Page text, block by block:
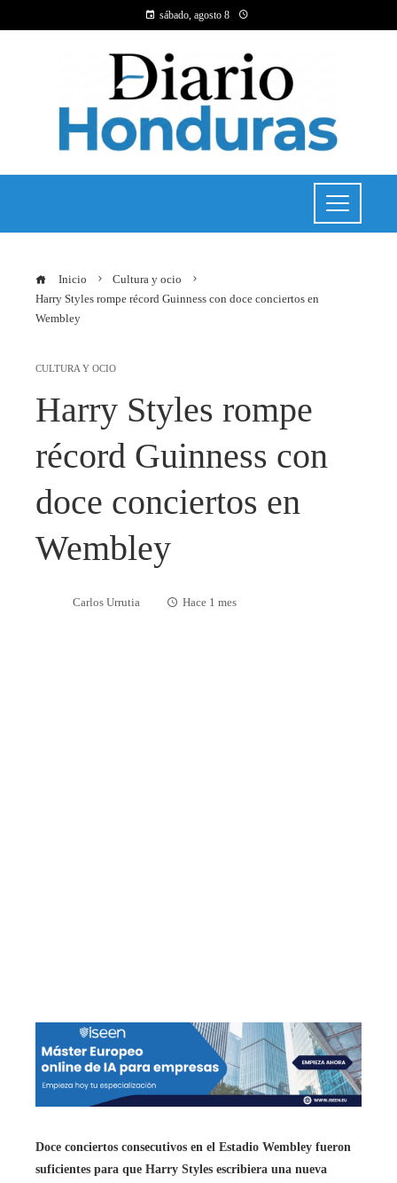
sábado, agosto 8
Inicio
Cultura y ocio
Harry Styles rompe récord Guinness con doce conciertos en
Wembley
CULTURA Y OCIO
Harry Styles rompe
récord Guinness con
doce conciertos en
Wembley
Carlos Urrutia Hace 1 mes
Doce conciertos consecutivos en el Estadio Wembley fueron
suficientes para que Harry Styles escribiera una nueva